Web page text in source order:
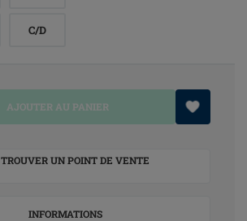
C/D
AJOUTER AU PANIER
TROUVER UN POINT DE VENTE
INFORMATIONS